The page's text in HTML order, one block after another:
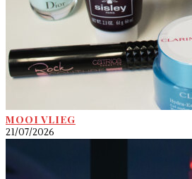
MOOI VLIEG
21/07/2026